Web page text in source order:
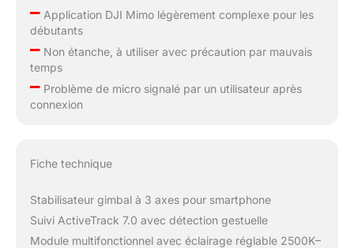
–Application DJI Mimo légèrement complexe pour les
débutants
–Non étanche, à utiliser avec précaution par mauvais
temps
–Problème de micro signalé par un utilisateur après
connexion
Fiche technique
Stabilisateur gimbal à 3 axes pour smartphone
Suivi ActiveTrack 7.0 avec détection gestuelle
Module multifonctionnel avec éclairage réglable 2500K–